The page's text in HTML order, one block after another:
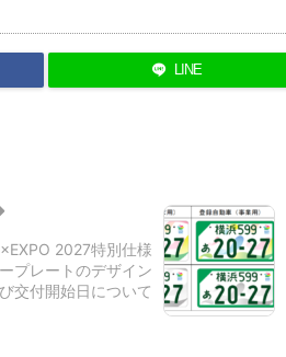
LINE
2027特別仕様
プレートのデザイン
交付開始日について